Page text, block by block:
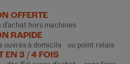
OFFERTE
d’achat hors machines
RAPIDE
ouvrés à domicile ou point relais
EN 3 / 4 FOIS